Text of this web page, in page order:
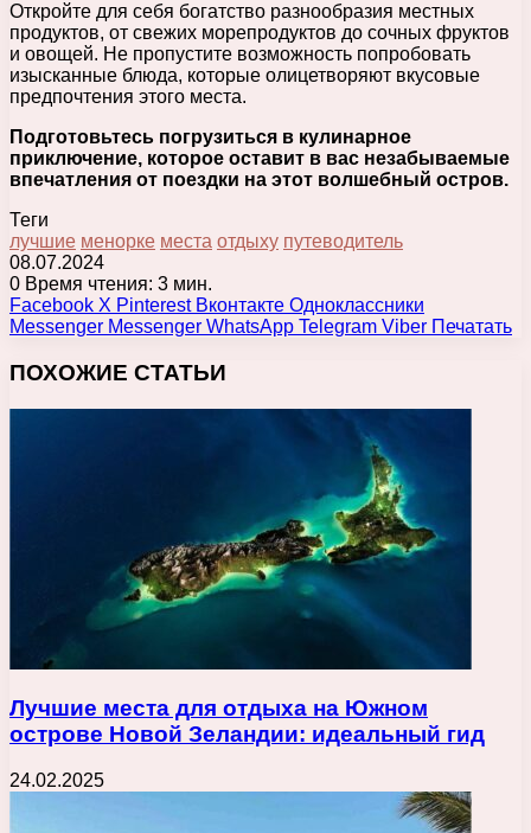
Откройте для себя богатство разнообразия местных
продуктов, от свежих морепродуктов до сочных фруктов
и овощей. Не пропустите возможность попробовать
изысканные блюда, которые олицетворяют вкусовые
предпочтения этого места.
Подготовьтесь погрузиться в кулинарное
приключение, которое оставит в вас незабываемые
впечатления от поездки на этот волшебный остров.
Теги
лучшие менорке места отдыху путеводитель
08.07.2024
0 Время чтения: 3 мин.
Facebook X Pinterest Вконтакте Одноклассники
Messenger Messenger WhatsApp Telegram Viber Печатать
ПОХОЖИЕ СТАТЬИ
Лучшие места для отдыха на Южном
острове Новой Зеландии: идеальный гид
24.02.2025